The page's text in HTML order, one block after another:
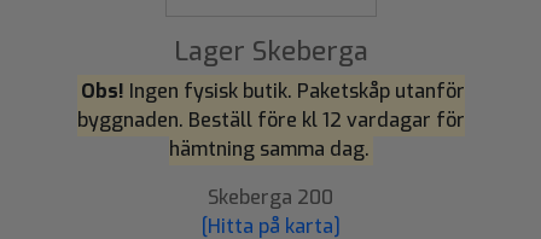
Lager Skeberga
Obs! Ingen fysisk butik. Paketskåp utanför
byggnaden. Beställ före kl 12 vardagar för
hämtning samma dag.
Skeberga 200
[Hitta på karta]